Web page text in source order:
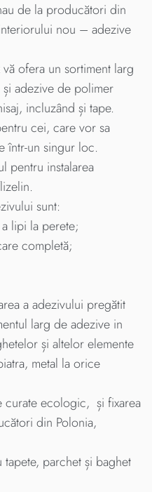
de la producători din
nou – adezive
vă ofera un sortiment larg
adezive de polimer
incluzând și tape.
cei, care vor sa
într-un singur loc.
pentru instalarea
sunt:
la perete;
completă;
a adezivului pregătit
larg de adezive in
și altelor elemente
metal la orice
curate ecologic, și fixarea
din Polonia,
parchet și baghet